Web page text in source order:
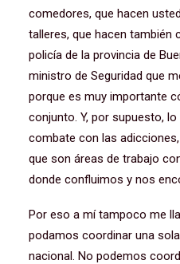
comedores, que hacen
talleres, que hacen también
policía de la provincia de
ministro de Seguridad que
porque es muy importante
conjunto. Y, por supuesto,
combate con las
que son áreas de trabajo
donde confluimos y nos
Por eso a mí tampoco me
podamos coordinar una
nacional. No podemos